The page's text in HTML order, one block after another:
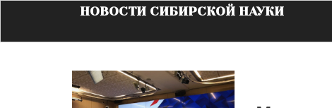
НОВОСТИ СИБИРСКОЙ НАУКИ